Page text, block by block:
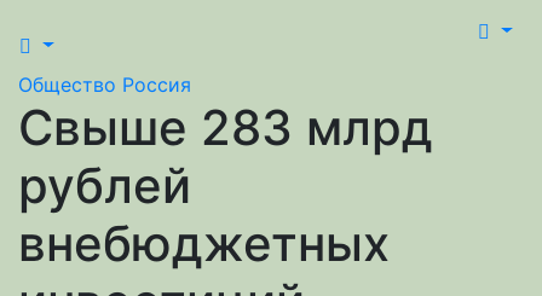
Общество Россия
Свыше 283 млрд
рублей
внебюджетных